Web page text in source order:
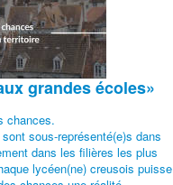
grandes écoles»
chances.
sous-représenté(e)s dans
dans les filières les plus
lycéen(ne) creusois puisse